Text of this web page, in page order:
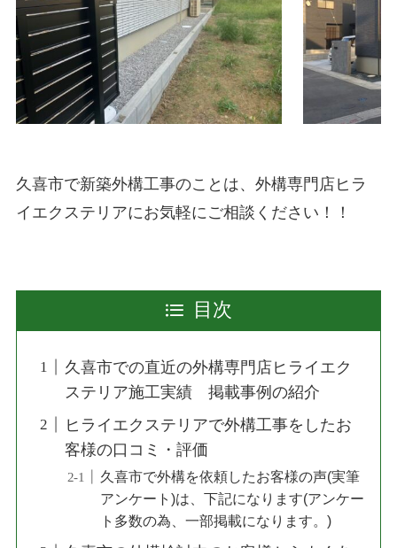
久喜市で新築外構工事のことは、外構専門店ヒラ
イエクステリアにお気軽にご相談ください！！
目次
久喜市での直近の外構専門店ヒライエク
ステリア施工実績 掲載事例の紹介
ヒライエクステリアで外構工事をしたお
客様の口コミ・評価
久喜市で外構を依頼したお客様の声(実筆
アンケート)は、下記になります(アンケー
ト多数の為、一部掲載になります。)